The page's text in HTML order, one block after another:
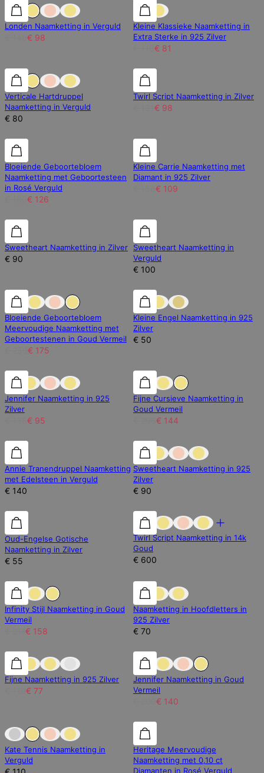
30% korting 30% korting
Londen Naamketting in Verguld
€ 98
30% korting
Kleine Klassieke Naamketting in
Extra Sterke in 925 Zilver
€ 81
Verticale Hartdruppel
Naamketting in Verguld
€ 80
25% korting
Twirl Script Naamketting in Zilver
€ 98
30% korting 30% korting
Bloeiende Geboortebloem
Naamketting met Geboortesteen
in Rosé Verguld
€ 126
30% korting
Kleine Carrie Naamketting met
Diamant in 925 Zilver
€ 109
Sweetheart Naamketting in Zilver
€ 90
Sweetheart Naamketting in
Verguld
€ 100
30% korting 30% korting
Bloeiende Geboortebloem
Meervoudige Naamketting met
Geboortestenen in Goud Vermeil
€ 175
Kleine Engel Naamketting in 925
Zilver
€ 50
30% korting 30% korting
Jennifer Naamketting in 925
Zilver
€ 95
30% korting
Fijne Cursieve Naamketting in
Goud Vermeil
€ 144
Annie Tranendruppel Naamketting
met Edelsteen in Verguld
€ 140
Sweetheart Naamketting in 925
Zilver
€ 90
Oud-Engelse Gotische
Naamketting in Zilver
€ 55
Twirl Script Naamketting in 14k
Goud
€ 600
25% korting 25% korting
Infinity Stijl Naamketting in Goud
Vermeil
€ 158
Naamketting in Hoofdletters in
925 Zilver
€ 70
30% korting 30% korting
Fijne Naamketting in 925 Zilver
€ 77
30% korting
Jennifer Naamketting in Goud
Vermeil
€ 140
Uitverkocht Uitverkocht
Kate Tennis Naamketting in
Verguld
12% korting
Heritage Meervoudige
Naamketting met 0,10 ct
Diamanten in Rosé Verguld